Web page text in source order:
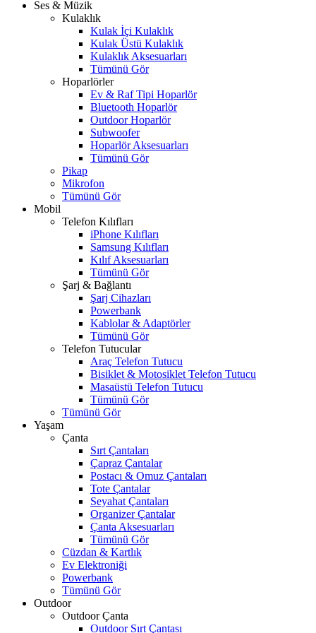
Ses & Müzik
Kulaklık
Kulak İçi Kulaklık
Kulak Üstü Kulaklık
Kulaklık Aksesuarları
Tümünü Gör
Hoparlörler
Ev & Raf Tipi Hoparlör
Bluetooth Hoparlör
Outdoor Hoparlör
Subwoofer
Hoparlör Aksesuarları
Tümünü Gör
Pikap
Mikrofon
Tümünü Gör
Mobil
Telefon Kılıfları
iPhone Kılıfları
Samsung Kılıfları
Kılıf Aksesuarları
Tümünü Gör
Şarj & Bağlantı
Şarj Cihazları
Powerbank
Kablolar & Adaptörler
Tümünü Gör
Telefon Tutucular
Araç Telefon Tutucu
Bisiklet & Motosiklet Telefon Tutucu
Masaüstü Telefon Tutucu
Tümünü Gör
Tümünü Gör
Yaşam
Çanta
Sırt Çantaları
Çapraz Çantalar
Postacı & Omuz Çantaları
Tote Çantalar
Seyahat Çantaları
Organizer Çantalar
Çanta Aksesuarları
Tümünü Gör
Cüzdan & Kartlık
Ev Elektroniği
Powerbank
Tümünü Gör
Outdoor
Outdoor Çanta
Outdoor Sırt Çantası